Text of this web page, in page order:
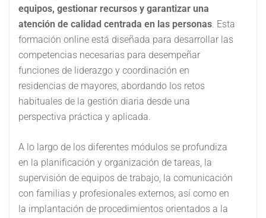
equipos, gestionar recursos y garantizar una
atención de calidad centrada en las personas. Esta
formación online está diseñada para desarrollar las
competencias necesarias para desempeñar
funciones de liderazgo y coordinación en
residencias de mayores, abordando los retos
habituales de la gestión diaria desde una
perspectiva práctica y aplicada.
A lo largo de los diferentes módulos se profundiza
en la planificación y organización de tareas, la
supervisión de equipos de trabajo, la comunicación
con familias y profesionales externos, así como en
la implantación de procedimientos orientados a la